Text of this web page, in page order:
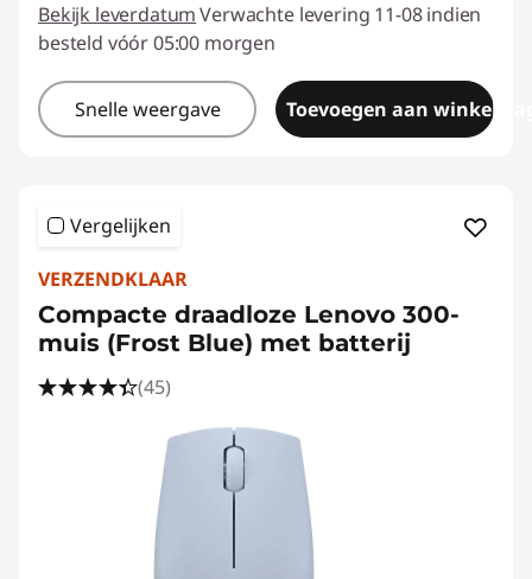
Bekijk leverdatumVerwachte levering 11-08 indien
besteld vóór 05:00 morgen
Snelle weergave Toevoegen aan
Vergelijken
VERZENDKLAAR
Compacte draadloze Lenovo 300-
muis (Frost Blue) met batterij
(45)